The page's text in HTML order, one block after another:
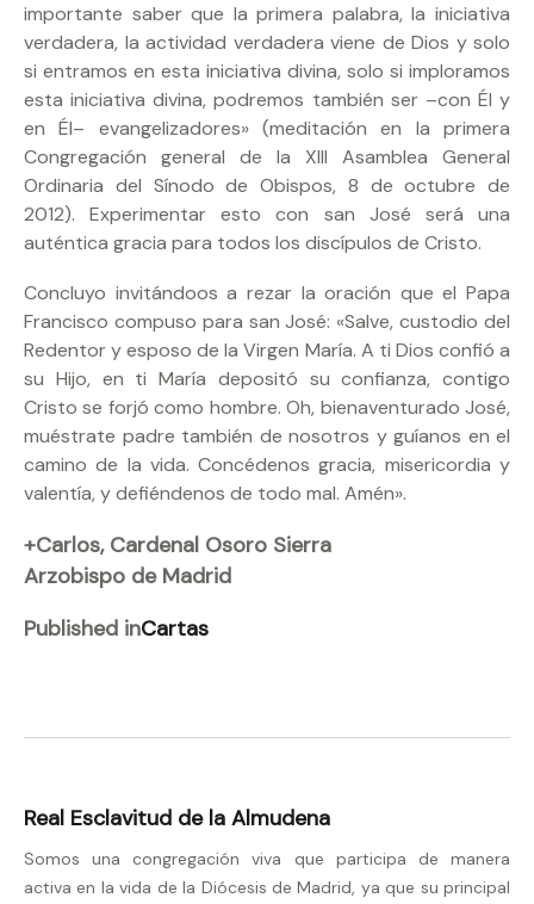
importante saber que la primera palabra, la iniciativa
verdadera, la actividad verdadera viene de Dios y solo
si entramos en esta iniciativa divina, solo si imploramos
esta iniciativa divina, podremos también ser –con Él y
en Él– evangelizadores» (meditación en la primera
Congregación general de la XIII Asamblea General
Ordinaria del Sínodo de Obispos, 8 de octubre de
2012). Experimentar esto con san José será una
auténtica gracia para todos los discípulos de Cristo.
Concluyo invitándoos a rezar la oración que el Papa
Francisco compuso para san José: «Salve, custodio del
Redentor y esposo de la Virgen María. A ti Dios confió a
su Hijo, en ti María depositó su confianza, contigo
Cristo se forjó como hombre. Oh, bienaventurado José,
muéstrate padre también de nosotros y guíanos en el
camino de la vida. Concédenos gracia, misericordia y
valentía, y defiéndenos de todo mal. Amén».
+Carlos, Cardenal Osoro Sierra
Arzobispo de Madrid
Published inCartas
Real Esclavitud de la Almudena
Somos una congregación viva que participa de manera
activa en la vida de la Diócesis de Madrid, ya que su principal